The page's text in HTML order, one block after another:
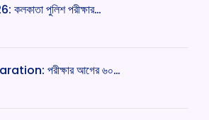
পুলিশ পরীক্ষার…
পরীক্ষার আগের ৬০…